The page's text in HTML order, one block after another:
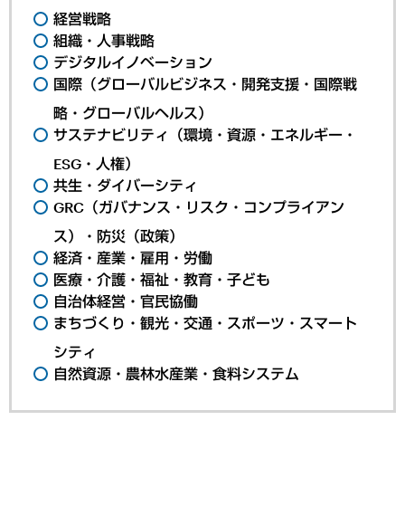
経営戦略
組織・人事戦略
デジタルイノベーション
国際（グローバルビジネス・開発支援・国際戦
略・グローバルヘルス）
サステナビリティ（環境・資源・エネルギー・
ESG・人権）
共生・ダイバーシティ
GRC（ガバナンス・リスク・コンプライアン
ス）・防災（政策）
経済・産業・雇用・労働
医療・介護・福祉・教育・子ども
自治体経営・官民協働
まちづくり・観光・交通・スポーツ・スマート
シティ
自然資源・農林水産業・食料システム